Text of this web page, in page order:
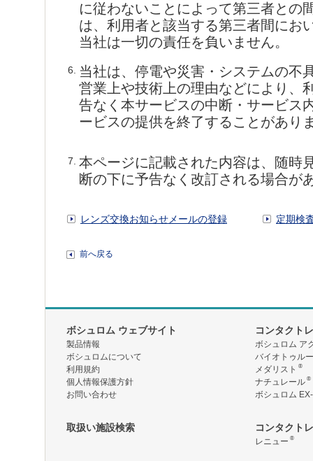
に従わないことによって第三者との
は、利用者と該当する第三者間にお
当社は一切の責任を負いません。
6.
当社は、停電や災害・システムの不
営業上や技術上の理由などにより、
告なく本サービスの中断・サービス
ービスの提供を終了することがあり
7. 本ページに記載された内容は、随時
断の下に予告なく改訂される場合が
レンズ交換お知らせメールの登録 定期検
前へ戻る
ボシュロム ウェブサイト
製品情報
ボシュロムについて
利用規約
個人情報保護方針
お問い合わせ
取扱い施設検索
コンタクト
ボシュロム ア
バイオトゥルー
メダリスト ®
ナチュレール ®
ボシュロム
コンタクト
レニュー ®